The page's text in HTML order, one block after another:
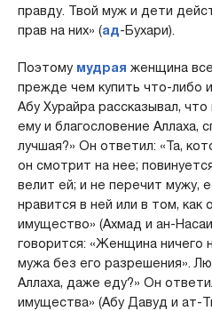
правду. Твой муж и дети
прав на них» (ад-Бухари).
Поэтому мудрая женщина
прежде чем купить что-либо
Абу Хурайра рассказывал,
ему и благословение Аллаха,
лучшая?» Он ответил: «Та,
он смотрит на нее;
велит ей; и не перечит мужу,
нравится в ней или в том, как
имущество» (Ахмад и ан-
говорится: «Женщина ничего
мужа без его разрешения».
Аллаха, даже еду?» Он
имущества» (Абу Давуд и ат-